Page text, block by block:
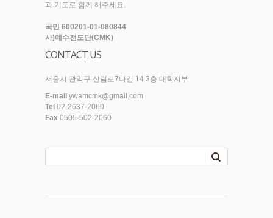
과 기도로 함께 해주세요.
국민 600201-01-080844
사)예수전도단(CMK)
CONTACT US
서울시 관악구 신림로7나길 14 3층 대학지부
E-mail ywamcmk@gmail.com
Tel 02-2637-2060
Fax 0505-502-2060